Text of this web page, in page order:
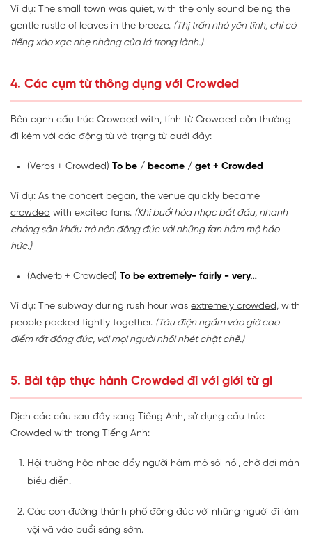
Ví dụ: The small town was quiet, with the only sound being the
gentle rustle of leaves in the breeze. (Thị trấn nhỏ yên tĩnh, chỉ có
tiếng xào xạc nhẹ nhàng của lá trong lành.)
4. Các cụm từ thông dụng với Crowded
Bên cạnh cấu trúc Crowded with, tính từ Crowded còn thường
đi kèm với các động từ và trạng từ dưới đây:
(Verbs + Crowded) To be / become / get + Crowded
Ví dụ: As the concert began, the venue quickly became
crowded with excited fans. (Khi buổi hòa nhạc bắt đầu, nhanh
chóng sân khấu trở nên đông đúc với những fan hâm mộ háo
hức.)
(Adverb + Crowded) To be extremely- fairly - very…
Ví dụ: The subway during rush hour was extremely crowded, with
people packed tightly together. (Tàu điện ngầm vào giờ cao
điểm rất đông đúc, với mọi người nhồi nhét chặt chẽ.)
5. Bài tập thực hành Crowded đi với giới từ gì
Dịch các câu sau đây sang Tiếng Anh, sử dụng cấu trúc
Crowded with trong Tiếng Anh:
Hội trường hòa nhạc đầy người hâm mộ sôi nổi, chờ đợi màn
biểu diễn.
Các con đường thành phố đông đúc với những người đi làm
vội vã vào buổi sáng sớm.